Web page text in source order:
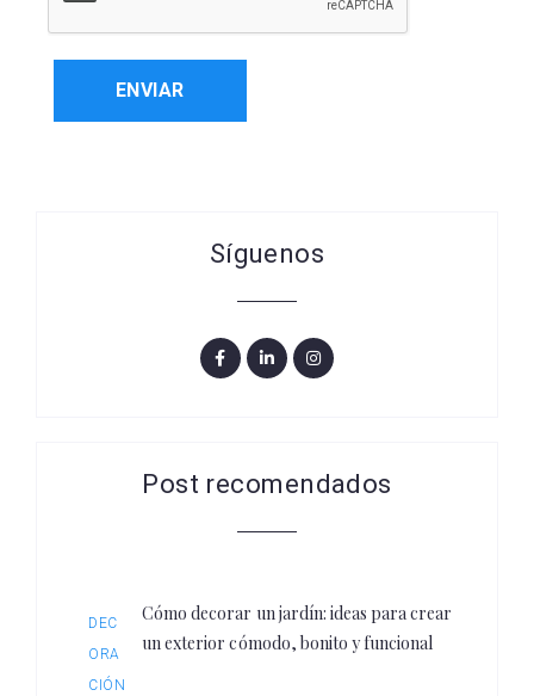
Síguenos
Post recomendados
DEC
ORA
CIÓN
Cómo decorar un jardín: ideas para crear
un exterior cómodo, bonito y funcional